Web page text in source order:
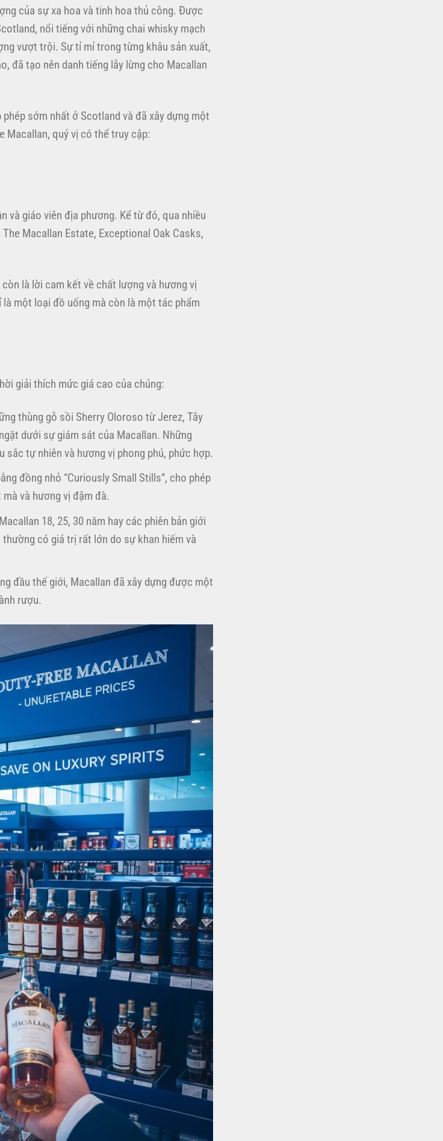
của sự xa hoa và tinh hoa thủ công. Được
nổi tiếng với những chai whisky mạch
vượt trội. Sự tỉ mỉ trong từng khâu sản xuất,
đã tạo nên danh tiếng lẫy lừng cho Macallan
sớm nhất ở Scotland và đã xây dựng một
Macallan, quý vị có thể truy cập:
và giáo viên địa phương. Kể từ đó, qua nhiều
Macallan Estate, Exceptional Oak Casks,
là lời cam kết về chất lượng và hương vị
một loại đồ uống mà còn là một tác phẩm
giải thích mức giá cao của chúng:
thùng gỗ sồi Sherry Oloroso từ Jerez, Tây
dưới sự giám sát của Macallan. Những
sắc tự nhiên và hương vị phong phú, phức hợp.
đồng nhỏ “Curiously Small Stills”, cho phép
và hương vị đậm đà.
18, 25, 30 năm hay các phiên bản giới
có giá trị rất lớn do sự khan hiếm và
đầu thế giới, Macallan đã xây dựng được một
rượu.